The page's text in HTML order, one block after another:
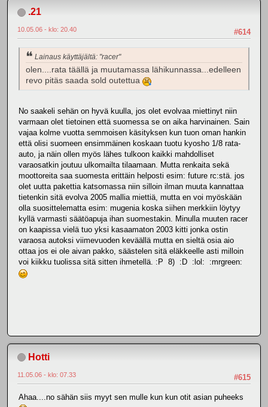
.21
#614
10.05.06 - klo: 20.40
Lainaus käyttäjältä: "racer"
olen....rata täällä ja muutamassa lähikunnassa...edelleen
revo pitäs saada sold outettua
No saakeli sehän on hyvä kuulla, jos olet evolvaa miettinyt niin
varmaan olet tietoinen että suomessa se on aika harvinainen. Sain
vajaa kolme vuotta semmoisen käsityksen kun tuon oman hankin
että olisi suomeen ensimmäinen koskaan tuotu kyosho 1/8 rata-
auto, ja näin ollen myös lähes tulkoon kaikki mahdolliset
varaosatkin joutuu ulkomailta tilaamaan. Mutta renkaita sekä
moottoreita saa suomesta erittäin helposti esim: future rc:stä. jos
olet uutta pakettia katsomassa niin silloin ilman muuta kannattaa
tietenkin sitä evolva 2005 mallia miettiä, mutta en voi myöskään
olla suosittelematta esim: mugenia koska siihen merkkiin löytyy
kyllä varmasti säätöapuja ihan suomestakin. Minulla muuten racer
on kaapissa vielä tuo yksi kasaamaton 2003 kitti jonka ostin
varaosa autoksi viimevuoden keväällä mutta en sieltä osia aio
ottaa jos ei ole aivan pakko, säästelen sitä eläkkeelle asti milloin
voi kiikku tuolissa sitä sitten ihmetellä. :P 8) :D :lol: :mrgreen:
Hotti
#615
11.05.06 - klo: 07.33
Ahaa....no sähän siis myyt sen mulle kun kun otit asian puheeks